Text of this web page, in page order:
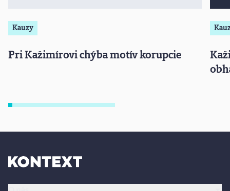
Kauzy
Pri Kažimírovi chýba motív korupcie